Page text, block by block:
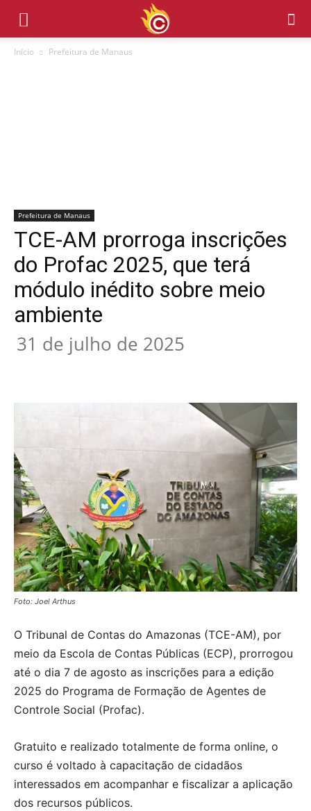
Início Prefeitura de Manaus
Prefeitura de Manaus
TCE-AM prorroga inscrições
do Profac 2025, que terá
módulo inédito sobre meio
ambiente
31 de julho de 2025
Foto: Joel Arthus
O Tribunal de Contas do Amazonas (TCE-AM), por
meio da Escola de Contas Públicas (ECP), prorrogou
até o dia 7 de agosto as inscrições para a edição
2025 do Programa de Formação de Agentes de
Controle Social (Profac).
Gratuito e realizado totalmente de forma online, o
curso é voltado à capacitação de cidadãos
interessados em acompanhar e fiscalizar a aplicação
dos recursos públicos.